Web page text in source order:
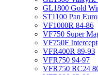
GL1800 Gold
ST1100 Pan
VF1000R 84-86
VF750 Super
VF750F
VFR400R 89-93
VFR750 94-97
VFR750 RC24